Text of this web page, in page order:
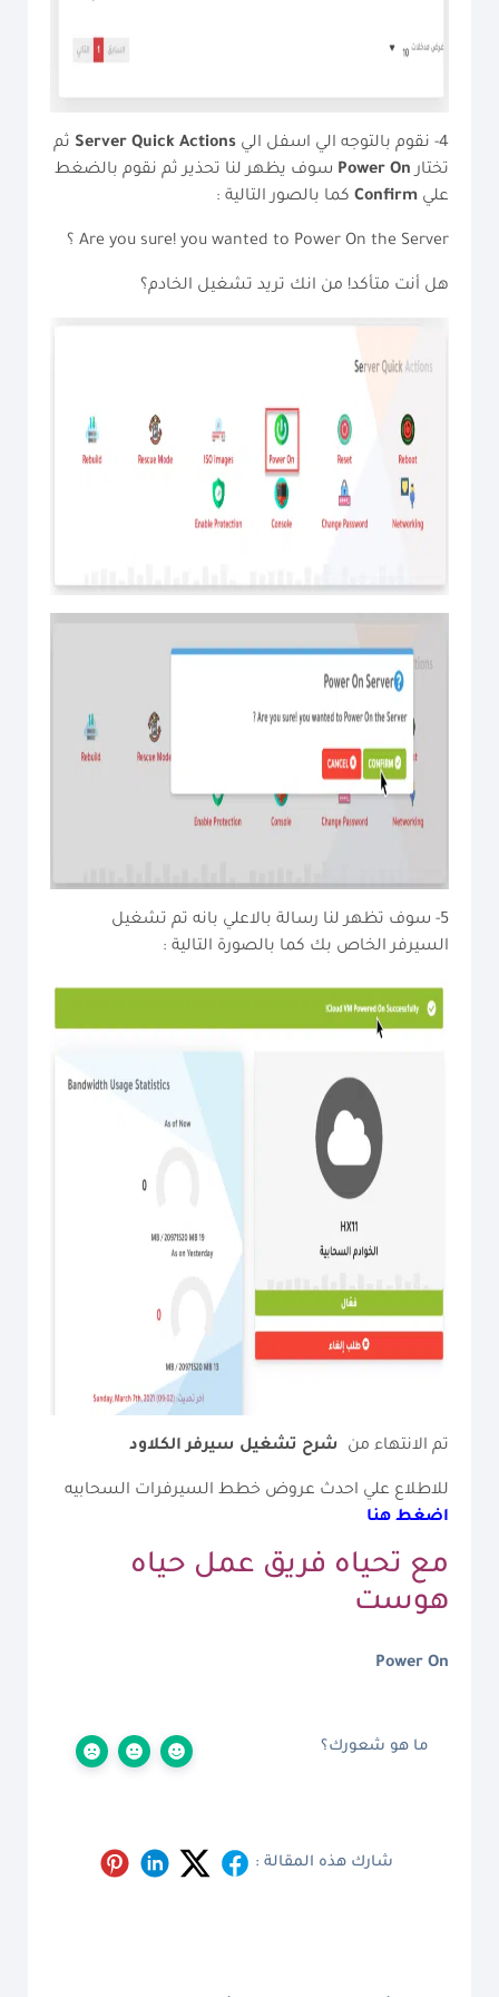
Server Quick Actionsثم
تختارPower Onسوف يظهر لنا تحذير ثم نقوم بالضغط
عليConfirmكما بالصور التالية :
Are you sure! you wanted to Power On the Server ؟
هل أنت متأكد! من انك تريد تشغيل الخادم؟
5- سوف تظهر لنا رسالة بالاعلي بانه تم تشغيل
السيرفر الخاص بك كما بالصورة التالية :
تم الانتهاء منشرح تشغيل سيرفر الكلاود
للاطلاع علي احدث عروض خطط السيرفرات السحابيه
اضغط هنا
مع تحياه فريق عملحياه
هوست
Power On
ما هو شعورك؟
شارك هذه المقالة :